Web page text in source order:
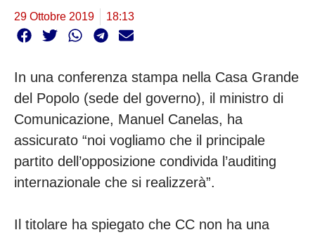
29 Ottobre 2019 18:13
In una conferenza stampa nella Casa Grande
del Popolo (sede del governo), il ministro di
Comunicazione, Manuel Canelas, ha
assicurato “noi vogliamo che il principale
partito dell’opposizione condivida l’auditing
internazionale che si realizzerà”.
Il titolare ha spiegato che CC non ha una